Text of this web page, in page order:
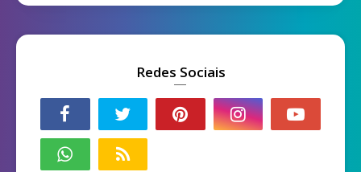
Redes Sociais